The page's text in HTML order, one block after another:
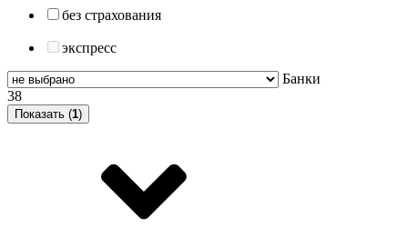
без страхования
экспресс
Банки
38
Показать (1)